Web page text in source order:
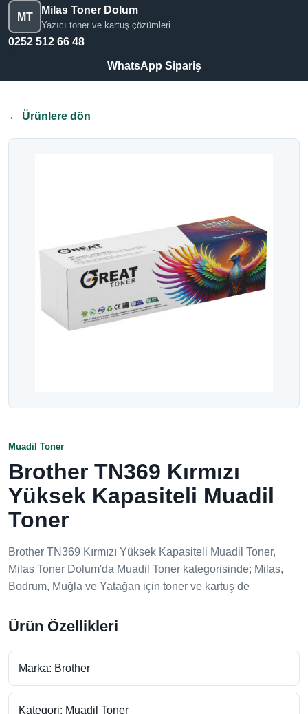
MT
Milas Toner Dolum
Yazıcı toner ve kartuş çözümleri
0252 512 66 48
WhatsApp Sipariş
← Ürünlere dön
Muadil Toner
Brother TN369 Kırmızı
Yüksek Kapasiteli Muadil
Toner
Brother TN369 Kırmızı Yüksek Kapasiteli Muadil Toner,
Milas Toner Dolum'da Muadil Toner kategorisinde; Milas,
Bodrum, Muğla ve Yatağan için toner ve kartuş de
Ürün Özellikleri
Marka: Brother
Kategori: Muadil Toner